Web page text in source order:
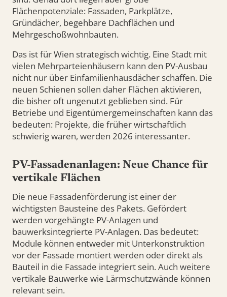
Flächenpotenziale: Fassaden, Parkplätze,
Gründächer, begehbare Dachflächen und
Mehrgeschoßwohnbauten.
Das ist für Wien strategisch wichtig. Eine Stadt mit
vielen Mehrparteienhäusern kann den PV-Ausbau
nicht nur über Einfamilienhausdächer schaffen. Die
neuen Schienen sollen daher Flächen aktivieren,
die bisher oft ungenutzt geblieben sind. Für
Betriebe und Eigentümergemeinschaften kann das
bedeuten: Projekte, die früher wirtschaftlich
schwierig waren, werden 2026 interessanter.
PV-Fassadenanlagen: Neue Chance für
vertikale Flächen
Die neue Fassadenförderung ist einer der
wichtigsten Bausteine des Pakets. Gefördert
werden vorgehängte PV-Anlagen und
bauwerksintegrierte PV-Anlagen. Das bedeutet:
Module können entweder mit Unterkonstruktion
vor der Fassade montiert werden oder direkt als
Bauteil in die Fassade integriert sein. Auch weitere
vertikale Bauwerke wie Lärmschutzwände können
relevant sein.